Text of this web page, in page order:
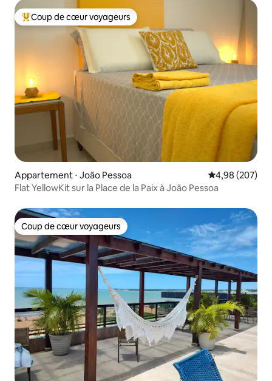
Coups de cœur voyageurs les plus appréciés
Coup de cœur voyageurs
Appartement ⋅ João Pessoa Évaluation
4,98 (207)
Flat YellowKit sur la Place de la Paix à João Pessoa
Coup de cœur voyageurs
Coup de cœur voyageurs